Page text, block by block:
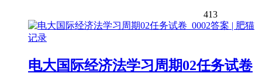
413
电大国际经济法学习周期02任务试卷